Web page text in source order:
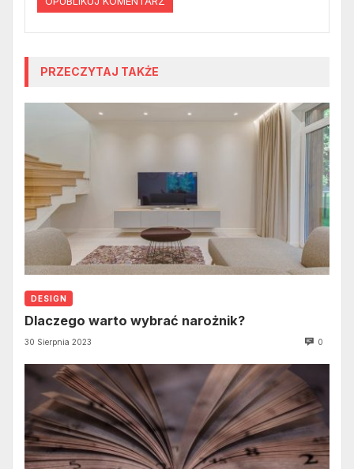
PRZECZYTAJ TAKŻE
DESIGN
Dlaczego warto wybrać narożnik?
30 Sierpnia 2023 0